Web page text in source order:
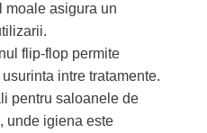
moale asigura un
flip-flop permite
intre tratamente.
pentru saloanele de
unde igiena este